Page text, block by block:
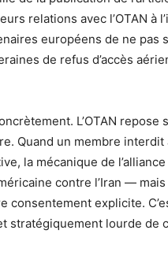
relations avec l’OTAN à
européens de ne pas
de refus d’accès
L’OTAN
Quand un membre interdit
la mécanique de
contre l’Iran —
consentement explicite.
stratégiquement lourde de